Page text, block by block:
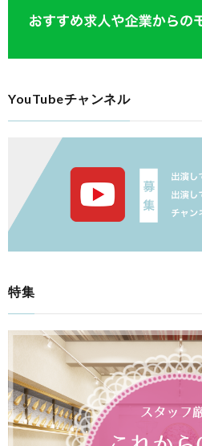
YouTubeチャンネル
特集